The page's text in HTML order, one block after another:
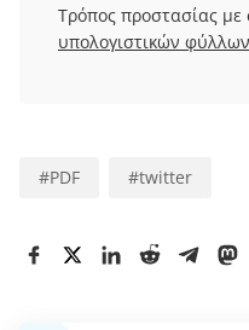
Τρόπος προστασίας με
υπολογιστικών φύλλων
#PDF #twitter